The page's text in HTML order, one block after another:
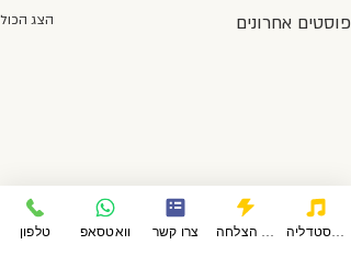
פוסטים אחרונים הצג הכול
טלפון וואטסאפ צרו קשר